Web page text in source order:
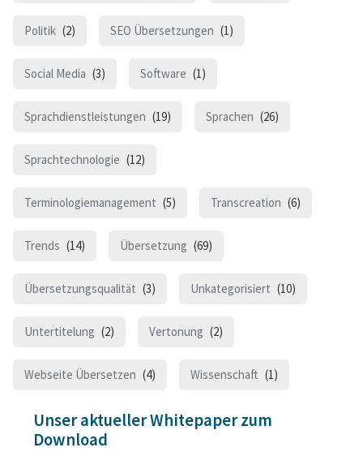
Politik (2) SEO Übersetzungen (1)
Social Media (3) Software (1)
Sprachdienstleistungen (19) Sprachen (26)
Sprachtechnologie (12)
Terminologiemanagement (5) Transcreation (6)
Trends (14) Übersetzung (69)
Übersetzungsqualität (3) Unkategorisiert (10)
Untertitelung (2) Vertonung (2)
Webseite Übersetzen (4) Wissenschaft (1)
Unser aktueller Whitepaper zum
Download